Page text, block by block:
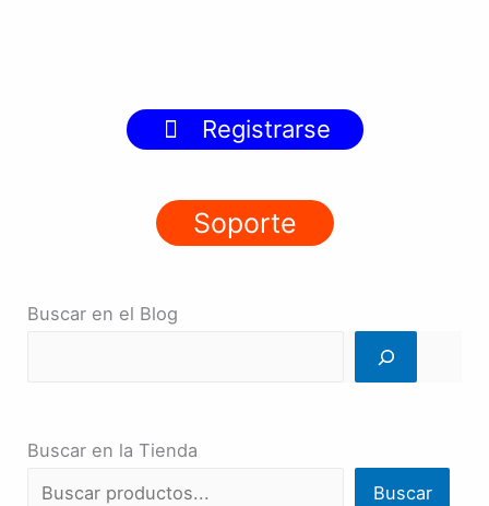
Registrarse
Soporte
Buscar en el Blog
Buscar en la Tienda
Buscar